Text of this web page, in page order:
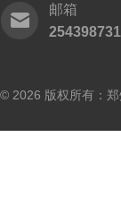
邮箱
© 2026 版权所有：